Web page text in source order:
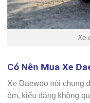
Xe
Có Nên Mua Xe
Xe Daewoo nói chung
êm, kiểu dáng không